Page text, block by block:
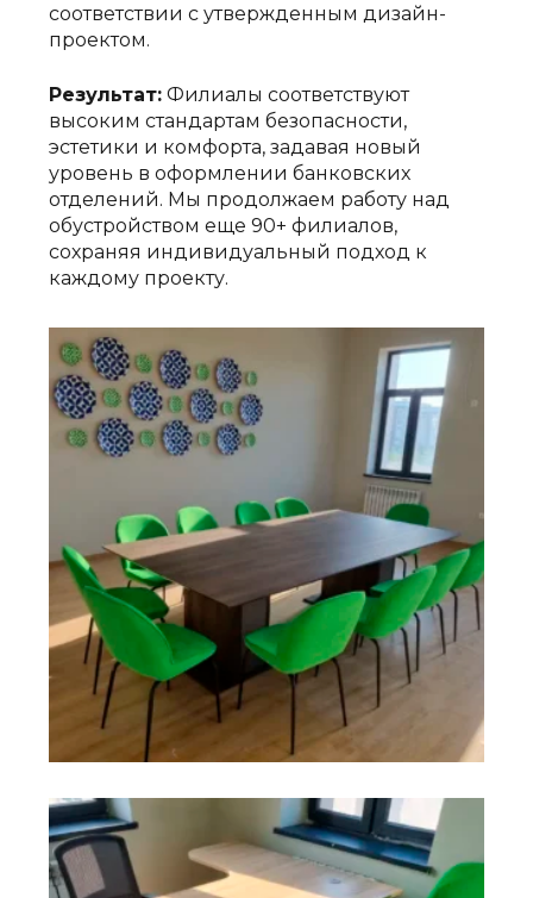
соответствии с утвержденным дизайн-
проектом.
Результат: Филиалы соответствуют
высоким стандартам безопасности,
эстетики и комфорта, задавая новый
уровень в оформлении банковских
отделений. Мы продолжаем работу над
обустройством еще 90+ филиалов,
сохраняя индивидуальный подход к
каждому проекту.